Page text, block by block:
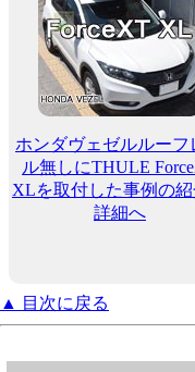
ホンダヴェゼルルーフ
ル無しにTHULE
XLを取付した事例の紹
詳細へ
▲ 目次に戻る